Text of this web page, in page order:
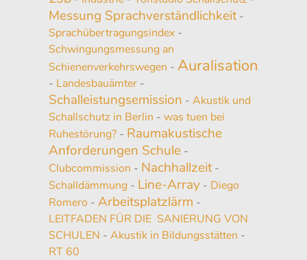
Messung Sprachverständlichkeit-
Sprachübertragungsindex-
Schwingungsmessung an
Schienenverkehrswegen - Auralisation
- Landesbauämter-
Schalleistungsemission - Akustik und
Schallschutz in Berlin - was tuen bei
Ruhestörung?- Raumakustische
Anforderungen Schule-
Clubcommission - Nachhallzeit-
Schalldämmung- Line-Array- Diego
Romero - Arbeitsplatzlärm -
LEITFADEN FÜR DIE SANIERUNG VON
SCHULEN - Akustik in Bildungsstätten -
RT 60